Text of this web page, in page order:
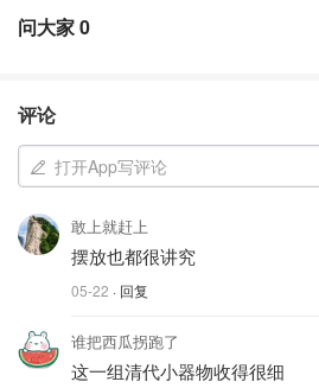
问大家0
评论
打开App写评论
敢上就赶上
摆放也都很讲究
05-22 · 回复
谁把西瓜拐跑了
这一组清代小器物收得很细